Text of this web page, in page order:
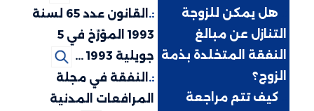
هل يمكن للزوجة
التنازل عن مبالغ
النفقة المتخلدة بذمة
الزوج؟
كيف تتم مراجعة
القانون عدد 65 لسنة
1993 المؤرّخ في 5
جويلية 1993 ...
النفقة في مجلة
المرافعات المدنية